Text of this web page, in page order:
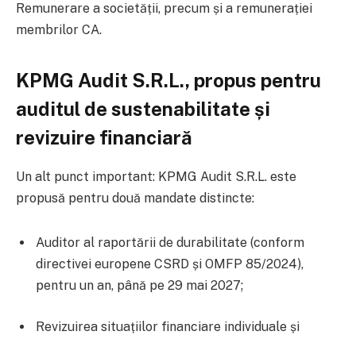
Remunerare a societății, precum și a remunerației
membrilor CA.
KPMG Audit S.R.L., propus pentru
auditul de sustenabilitate și
revizuire financiară
Un alt punct important: KPMG Audit S.R.L. este
propusă pentru două mandate distincte:
Auditor al raportării de durabilitate (conform
directivei europene CSRD și OMFP 85/2024),
pentru un an, până pe 29 mai 2027;
Revizuirea situațiilor financiare individuale și